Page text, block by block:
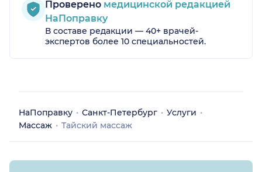
Проверено медицинской редакцией
НаПоправку
В составе редакции — 40+ врачей-
экспертов более 10 специальностей.
НаПоправку Санкт-Петербург
Услуги
Массаж
Тайский массаж